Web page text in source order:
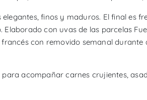
finos y maduros. El final es
con uvas de las parcelas
con removido semanal
acompañar carnes crujientes,